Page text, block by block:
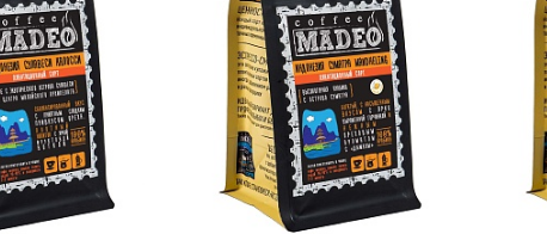
фрукты
4 5 6
2/6
5 6
3/6
4 5 6
4/6
4 5 6
5/6
Профиль ореховый, табачный лист
Кислинка
1
3 4 5 6
2/6
Горчинка
1 2 3 4 5 6
4/6
Плотность
1
2 3 4 5 6
4/6
Крепость
1 2 3 4 5 6
4/6